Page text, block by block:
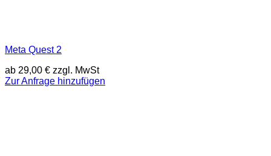
Meta Quest 2
ab 29,00 € zzgl. MwSt
Zur Anfrage hinzufügen